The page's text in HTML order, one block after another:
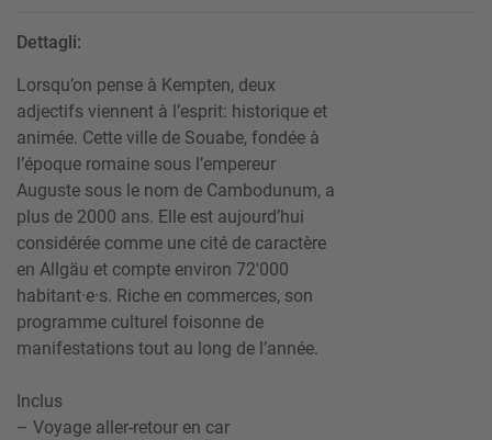
Dettagli:
Lorsqu’on pense à Kempten, deux
adjectifs viennent à l’esprit: historique et
animée. Cette ville de Souabe, fondée à
l’époque romaine sous l’empereur
Auguste sous le nom de Cambodunum, a
plus de 2000 ans. Elle est aujourd’hui
considérée comme une cité de caractère
en Allgäu et compte envi­ron 72'000
habitant·e·s. Riche en commer­ces, son
programme culturel foisonne de
manifestations tout au long de l’année.
Inclus
– Voyage aller-retour en car